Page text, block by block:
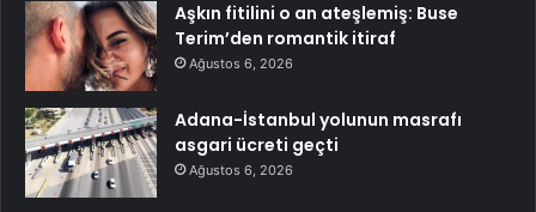
Aşkın fitilini o an ateşlemiş: Buse
Terim’den romantik itiraf
Ağustos 6, 2026
Adana-İstanbul yolunun masrafı
asgari ücreti geçti
Ağustos 6, 2026